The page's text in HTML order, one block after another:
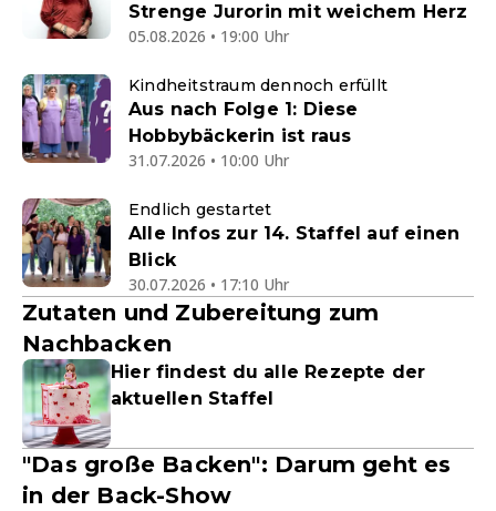
Strenge Jurorin mit weichem Herz
05.08.2026 • 19:00 Uhr
Kindheitstraum dennoch erfüllt
Aus nach Folge 1: Diese
Hobbybäckerin ist raus
31.07.2026 • 10:00 Uhr
Endlich gestartet
Alle Infos zur 14. Staffel auf einen
Blick
30.07.2026 • 17:10 Uhr
Zutaten und Zubereitung zum
Nachbacken
Hier findest du alle Rezepte der
aktuellen Staffel
"Das große Backen": Darum geht es
in der Back-Show